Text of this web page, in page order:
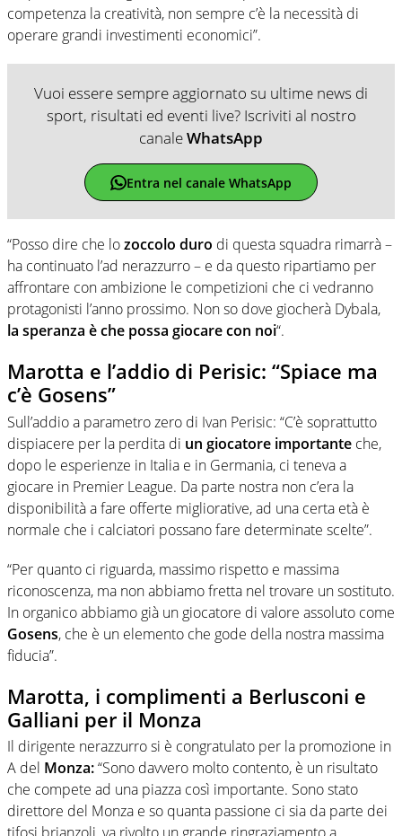
competenza la creatività, non sempre c’è la necessità di
operare grandi investimenti economici”.
Vuoi essere sempre aggiornato su ultime news di
sport, risultati ed eventi live? Iscriviti al nostro
canaleWhatsApp
Entra nel canale WhatsApp
“Posso dire che lozoccolo duro di questa squadra rimarrà –
ha continuato l’ad nerazzurro – e da questo ripartiamo per
affrontare con ambizione le competizioni che ci vedranno
protagonisti l’anno prossimo. Non so dove giocherà Dybala,
la speranza è che possa giocare con noi“.
Marotta e l’addio di Perisic: “Spiace ma
c’è Gosens”
Sull’addio a parametro zero di Ivan Perisic: “C’è soprattutto
dispiacere per la perdita di un giocatore importante che,
dopo le esperienze in Italia e in Germania, ci teneva a
giocare in Premier League. Da parte nostra non c’era la
disponibilità a fare offerte migliorative, ad una certa età è
normale che i calciatori possano fare determinate scelte”.
“Per quanto ci riguarda, massimo rispetto e massima
riconoscenza, ma non abbiamo fretta nel trovare un sostituto.
In organico abbiamo già un giocatore di valore assoluto come
Gosens, che è un elemento che gode della nostra massima
fiducia”.
Marotta, i complimenti a Berlusconi e
Galliani per il Monza
Il dirigente nerazzurro si è congratulato per la promozione in
A del Monza:“Sono davvero molto contento, è un risultato
che compete ad una piazza così importante. Sono stato
direttore del Monza e so quanta passione ci sia da parte dei